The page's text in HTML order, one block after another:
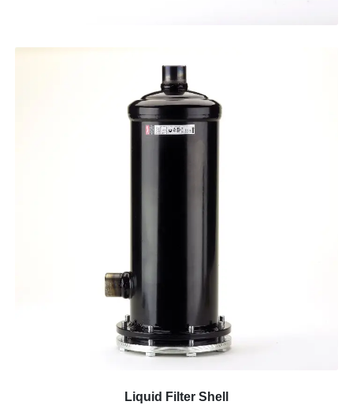
Liquid Filter Shell